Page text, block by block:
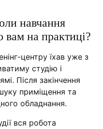
навчання
вам на практиці?
центру їхав уже з
студію і
Після закінчення
приміщення та
обладнання.
вся робота